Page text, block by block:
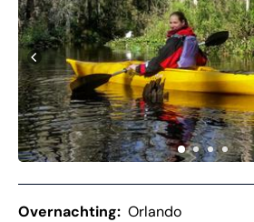
Overnachting: Orlando